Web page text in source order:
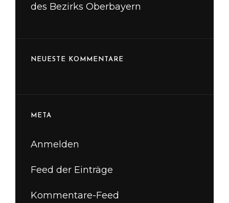
des Bezirks Oberbayern
NEUESTE KOMMENTARE
META
Anmelden
Feed der Einträge
Kommentare-Feed